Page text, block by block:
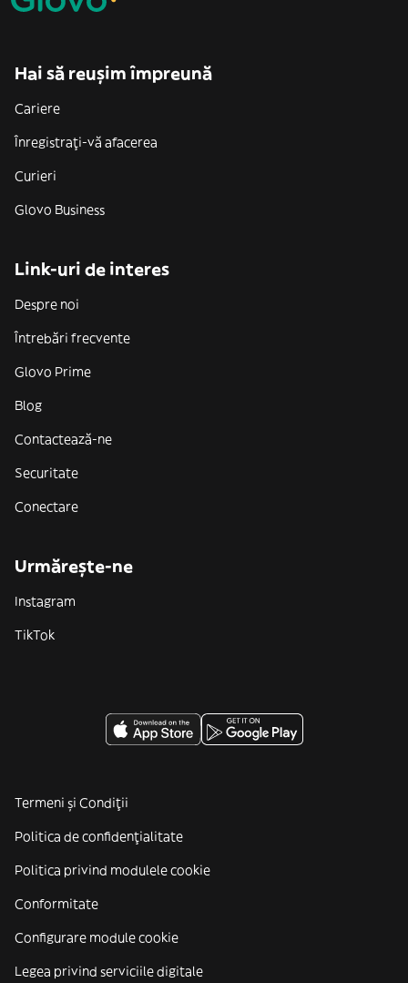
Hai să reușim împreună
Cariere
Înregistrați-vă afacerea
Curieri
Glovo Business
Link-uri de interes
Despre noi
Întrebări frecvente
Glovo Prime
Blog
Contactează-ne
Securitate
Conectare
Urmărește-ne
Instagram
TikTok
Termeni și Condiții
Politica de confidenţialitate
Politica privind modulele cookie
Conformitate
Configurare module cookie
Legea privind serviciile digitale